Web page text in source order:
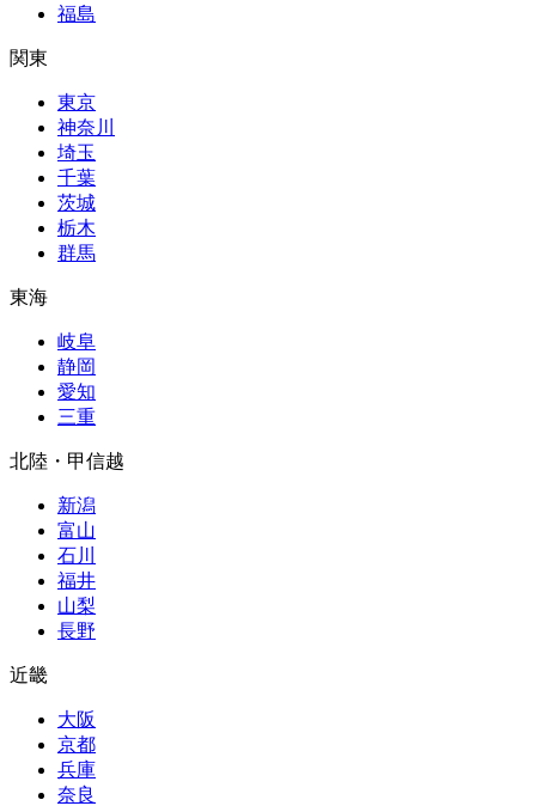
福島
関東
東京
神奈川
埼玉
千葉
茨城
栃木
群馬
東海
岐阜
静岡
愛知
三重
北陸・甲信越
新潟
富山
石川
福井
山梨
長野
近畿
大阪
京都
兵庫
奈良